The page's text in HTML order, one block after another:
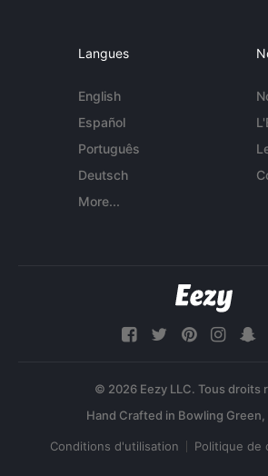
Langues
English
Español
Português
Deutsch
More...
© 2026 Eezy LLC. Tous droits
Conditions d'utilisation Politique de